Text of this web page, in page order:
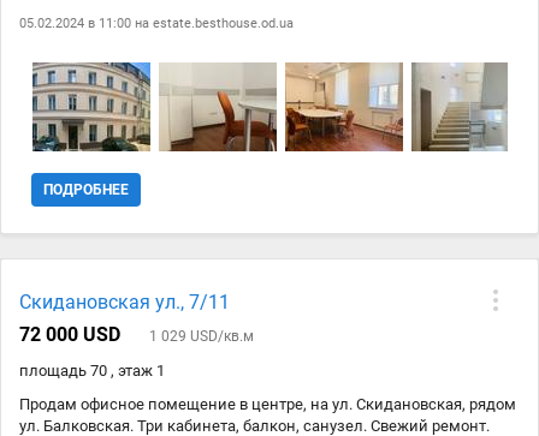
санузлы, специализированная кухня и большая столовая для
определяет возможность разделения некоторых подразделений
Вашего бизнеса ( или сдачи в аренду отдельно нескольких
помещений с отдельным входом). На первом этаже 9 кабинетов.
Главный вход оборудован автоматической пропускной системой,
этаже - 6 кабинетов, холл и санузел. Третий этаж - 3
самостоятельных кабинета и VIP-зона ( приемная, кабинет
05.02.2024 в 11:00 на estate.besthouse.od.ua
ПОДРОБНЕЕ
Скидановская ул., 7/11
72 000 USD
1 029 USD/кв.м
площадь 70 , этаж 1
Продам офисное помещение в центре, на ул. Скидановская, рядом
ул. Балковская. Три кабинета, балкон, санузел. Свежий ремонт.